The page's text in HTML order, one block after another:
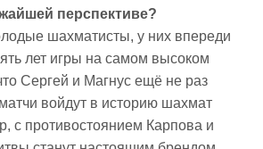
перспективе?
шахматисты, у них впереди
лет игры на самом высоком
Сергей и Магнус ещё не раз
войдут в историю шахмат
с противостоянием Карпова и